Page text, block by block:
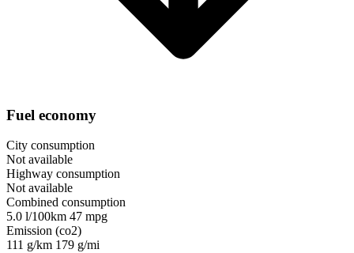
Fuel economy
City consumption
Not available
Highway consumption
Not available
Combined consumption
5.0 l/100km 47 mpg
Emission (co2)
111 g/km 179 g/mi